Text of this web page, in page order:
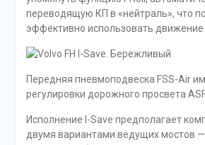
переводящую КП в «нейтраль», что
эффективно использовать движение
Передняя пневмоподвеска FSS-Air
регулировки дорожного просвета
Исполнение I-Save предполагает
двумя вариантами ведущих мостов —